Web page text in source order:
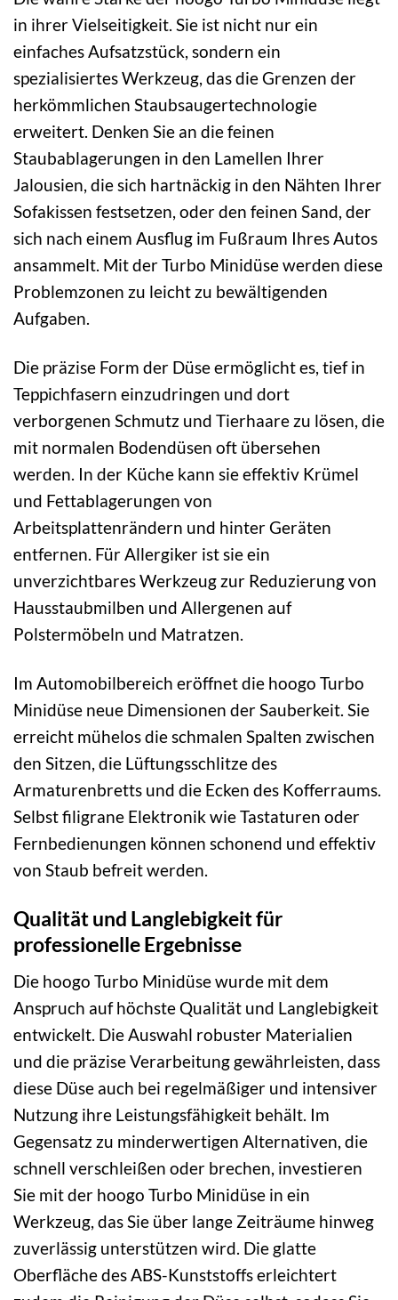
in ihrer Vielseitigkeit. Sie ist nicht nur ein
einfaches Aufsatzstück, sondern ein
spezialisiertes Werkzeug, das die Grenzen der
herkömmlichen Staubsaugertechnologie
erweitert. Denken Sie an die feinen
Staubablagerungen in den Lamellen Ihrer
Jalousien, die sich hartnäckig in den Nähten Ihrer
Sofakissen festsetzen, oder den feinen Sand, der
sich nach einem Ausflug im Fußraum Ihres Autos
ansammelt. Mit der Turbo Minidüse werden diese
Problemzonen zu leicht zu bewältigenden
Aufgaben.
Die präzise Form der Düse ermöglicht es, tief in
Teppichfasern einzudringen und dort
verborgenen Schmutz und Tierhaare zu lösen, die
mit normalen Bodendüsen oft übersehen
werden. In der Küche kann sie effektiv Krümel
und Fettablagerungen von
Arbeitsplattenrändern und hinter Geräten
entfernen. Für Allergiker ist sie ein
unverzichtbares Werkzeug zur Reduzierung von
Hausstaubmilben und Allergenen auf
Polstermöbeln und Matratzen.
Im Automobilbereich eröffnet die hoogo Turbo
Minidüse neue Dimensionen der Sauberkeit. Sie
erreicht mühelos die schmalen Spalten zwischen
den Sitzen, die Lüftungsschlitze des
Armaturenbretts und die Ecken des Kofferraums.
Selbst filigrane Elektronik wie Tastaturen oder
Fernbedienungen können schonend und effektiv
von Staub befreit werden.
Qualität und Langlebigkeit für
professionelle Ergebnisse
Die hoogo Turbo Minidüse wurde mit dem
Anspruch auf höchste Qualität und Langlebigkeit
entwickelt. Die Auswahl robuster Materialien
und die präzise Verarbeitung gewährleisten, dass
diese Düse auch bei regelmäßiger und intensiver
Nutzung ihre Leistungsfähigkeit behält. Im
Gegensatz zu minderwertigen Alternativen, die
schnell verschleißen oder brechen, investieren
Sie mit der hoogo Turbo Minidüse in ein
Werkzeug, das Sie über lange Zeiträume hinweg
zuverlässig unterstützen wird. Die glatte
Oberfläche des ABS-Kunststoffs erleichtert